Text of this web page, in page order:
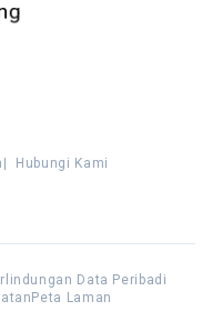
Hubungi Kami
Data Peribadi
Peta Laman